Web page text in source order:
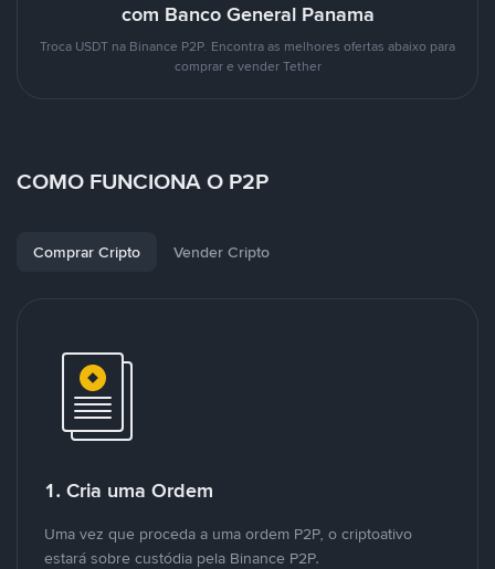
com Banco General Panama
Troca USDT na Binance P2P. Encontra as melhores ofertas abaixo para
comprar e vender Tether
COMO FUNCIONA O P2P
Comprar Cripto Vender Cripto
1. Cria uma Ordem
Uma vez que proceda a uma ordem P2P, o criptoativo
estará sobre custódia pela Binance P2P.